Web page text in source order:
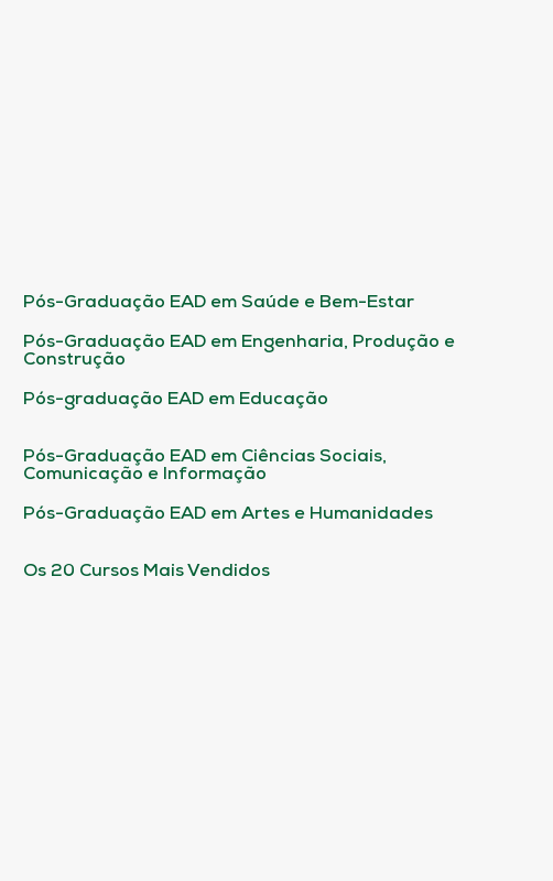
Pós-Graduação EAD em Saúde e Bem-Estar
Pós-Graduação EAD em Engenharia, Produção e
Construção
Pós-graduação EAD em Educação
Pós-Graduação EAD em Ciências Sociais,
Comunicação e Informação
Pós-Graduação EAD em Artes e Humanidades
Os 20 Cursos Mais Vendidos